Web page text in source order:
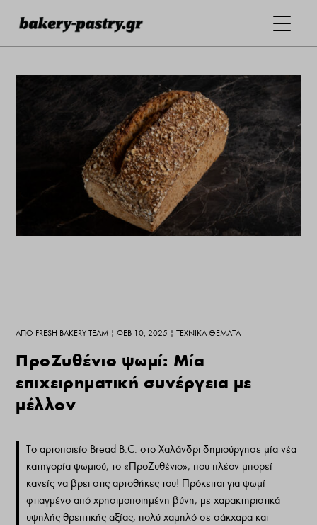
ΑΠΌ FRESH BAKERY TEAM |ΦΕΒ 10, 2025 |ΤΕΧΝΙΚΆ ΘΈΜΑΤΑ
ΠροΖυθένιο ψωμί: Μία
επιχειρηματική συνέργεια με
μέλλον
Το αρτοποιείο Bread Β.C. στο Χαλάνδρι δημιούργησε μία νέα
κατηγορία ψωμιού, το «ΠροΖυθένιο», που πλέον μπορεί
κανείς να βρει στις αρτοθήκες του! Πρόκειται για ψωμί
φτιαγμένο από χρησιμοποιημένη βύνη, με χαρακτηριστικά
υψηλής θρεπτικής αξίας, πολύ χαμηλό σε σάκχαρα και